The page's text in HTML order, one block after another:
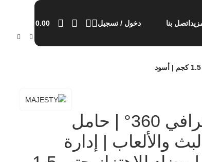
اتصل بنا دخول / تسجيل 0.00
ذراع مايك احترافي 360° | حامل
والألعاب | إدارة